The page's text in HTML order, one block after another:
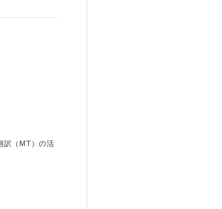
訳（MT）の活